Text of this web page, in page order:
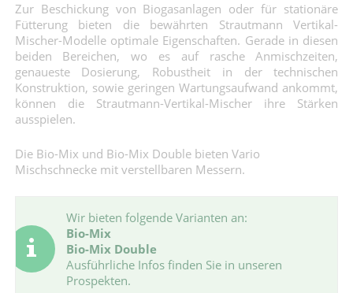
Zur Beschickung von Biogasanlagen oder für stationäre
Fütterung bieten die bewährten Strautmann Vertikal-
Mischer-Modelle optimale Eigenschaften. Gerade in diesen
beiden Bereichen, wo es auf rasche Anmischzeiten,
genaueste Dosierung, Robustheit in der technischen
Konstruktion, sowie geringen Wartungsaufwand ankommt,
können die Strautmann-Vertikal-Mischer ihre Stärken
ausspielen.
Die Bio-Mix und Bio-Mix Double bieten Vario
Mischschnecke mit verstellbaren Messern.
Wir bieten folgende Varianten an:
Bio-Mix
Bio-Mix Double
Ausführliche Infos finden Sie in unseren
Prospekten.